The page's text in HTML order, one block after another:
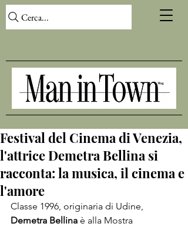
Cerca...
Festival del Cinema di Venezia,
l'attrice Demetra Bellina si
racconta: la musica, il cinema e
l'amore
Classe 1996, originaria di Udine,
Demetra Bellina è alla Mostra